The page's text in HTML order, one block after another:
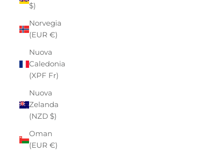
$)
Norvegia
(EUR €)
Nuova
Caledonia
(XPF Fr)
Nuova
Zelanda
(NZD $)
Oman
(EUR €)